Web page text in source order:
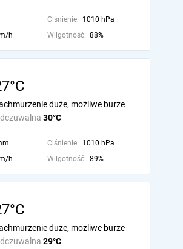
Ciśnienie: 1010 hPa
h Wilgotność: 88%
30°C
duże, możliwe burze
Ciśnienie: 1010 hPa
h Wilgotność: 89%
29°C
duże, możliwe burze